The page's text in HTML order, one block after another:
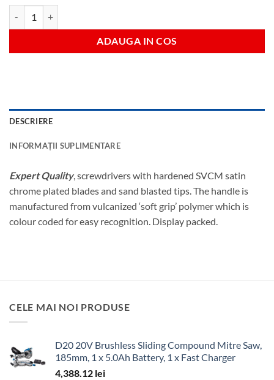
ADAUGA IN COS
DESCRIERE
INFORMAȚII SUPLIMENTARE
Expert Quality, screwdrivers with hardened SVCM satin
chrome plated blades and sand blasted tips. The handle is
manufactured from vulcanized ‘soft grip’ polymer which is
colour coded for easy recognition. Display packed.
CELE MAI NOI PRODUSE
D20 20V Brushless Sliding Compound Mitre Saw,
185mm, 1 x 5.0Ah Battery, 1 x Fast Charger
4,388.12 lei